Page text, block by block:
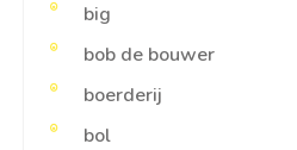
big
bob de bouwer
boerderij
bol